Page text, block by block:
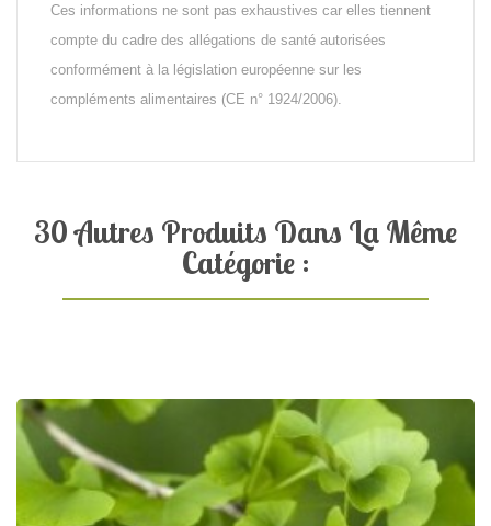
Ces informations ne sont pas exhaustives car elles tiennent
compte du cadre des allégations de santé autorisées
conformément à la législation européenne sur les
compléments alimentaires (CE n° 1924/2006).
30 Autres Produits Dans La Même
Catégorie :